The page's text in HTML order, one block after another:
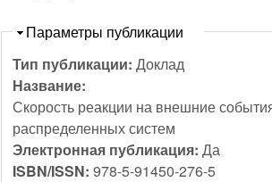
Скрыть
Параметры публикации
Тип публикации:Доклад
Название:
Скорость реакции на внешние
распределенных систем
Электронная публикация:Да
ISBN/ISSN:978-5-91450-276-5